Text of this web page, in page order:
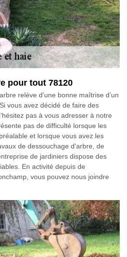
pour tout 78120
relève d’une bonne maîtrise d’un
vous avez décidé de faire des
pas à vous adresser à notre
pas de difficulté lorsque les
et lorsque vous avez les
de dessouchage d'arbre, de
de jardiniers dispose des
En activité depuis de
vous pouvez nous joindre